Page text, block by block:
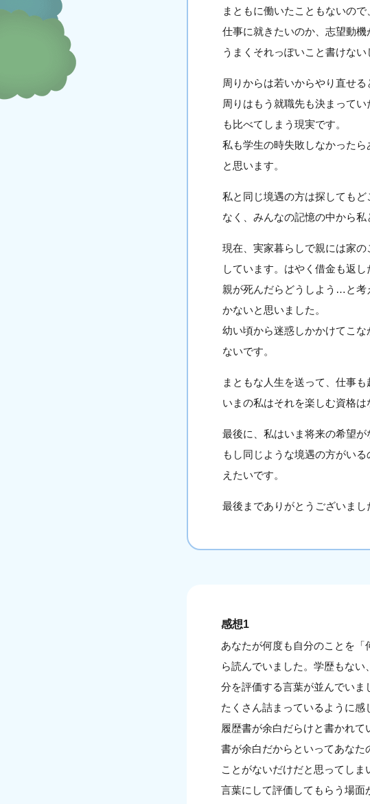
まともに働いたこともないの
仕事に就きたいのか、志望動機
うまくそれっぽいこと書けない
周りからは若いからやり直せ
周りはもう就職先も決まって
も比べてしまう現実です。
私も学生の時失敗しなかった
と思います。
私と同じ境遇の方は探しても
なく、みんなの記憶の中から
現在、実家暮らしで親には家
しています。はやく借金も返し
親が死んだらどうしよう…と考
かないと思いました。
幼い頃から迷惑しかかけてこ
ないです。
まともな人生を送って、仕事
いまの私はそれを楽しむ資格は
最後に、私はいま将来の希望が
もし同じような境遇の方がい
えたいです。
最後までありがとうございまし
感想1
あなたが何度も自分のことを
ら読んでいました。学歴もな
分を評価する言葉が並んでい
たくさん詰まっているように感
履歴書が余白だらけと書かれ
書が余白だからといってあなた
ことがないだけだと思ってし
言葉にして評価してもらう場